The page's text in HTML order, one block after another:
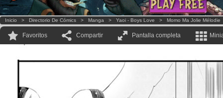
Inicio > Directorio De Cómics > Manga > Yaoi - Boys Love > Momo Ma Jolie Mélodie
Favoritos Compartir Pantalla completa